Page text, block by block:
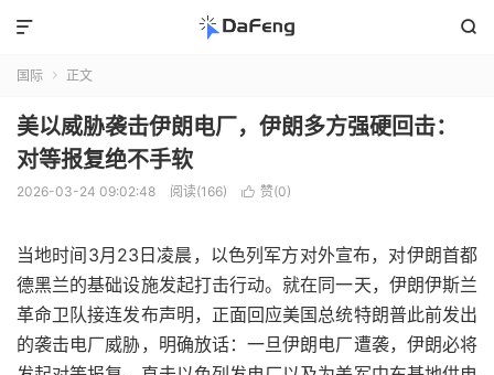


国际  正文
美以威胁袭击伊朗电厂，伊朗多方强硬回击：
对等报复绝不手软
2026-03-24 09:02:48 阅读(166)  赞(0)
当地时间3月23日凌晨，以色列军方对外宣布，对伊朗首都
德黑兰的基础设施发起打击行动。就在同一天，伊朗伊斯兰
革命卫队接连发布声明，正面回应美国总统特朗普此前发出
的袭击电厂威胁，明确放话：一旦伊朗电厂遭袭，伊朗必将